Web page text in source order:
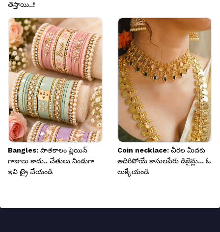
తెస్తాయి..!
Bangles: పాతకాలం ప్లెయిన్
గాజులు కాదు.. చేతులు నిండుగా
ఇవి ట్రై చేయండి
Coin necklace: చీరల మీదకు
అదిరిపోయే కాసులపేరు డిజైన్లు... ఓ
లుక్కేయండి